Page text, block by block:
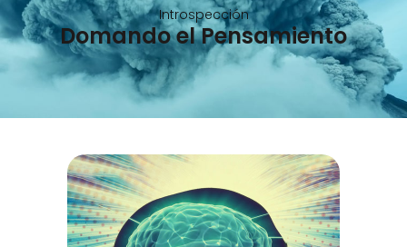
Introspección
Domando el Pensamiento